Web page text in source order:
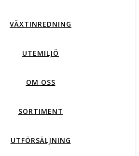
VÄXTINREDNING
UTEMILJÖ
OM OSS
SORTIMENT
UTFÖRSÄLJNING